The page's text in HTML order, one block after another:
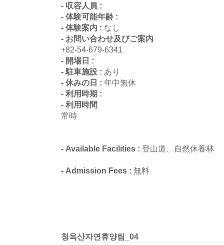
- 収容人員 :
- 体験可能年齢 :
- 体験案内 : なし
- お問い合わせ及びご案内
+82-54-679-6341
- 開場日 :
- 駐車施設 : あり
- 休みの日 : 年中無休
- 利用時期 :
- 利用時間
常時
- Available Facilities : 登山道、自然休養林
- Admission Fees : 無料
청옥산자연휴양림_04